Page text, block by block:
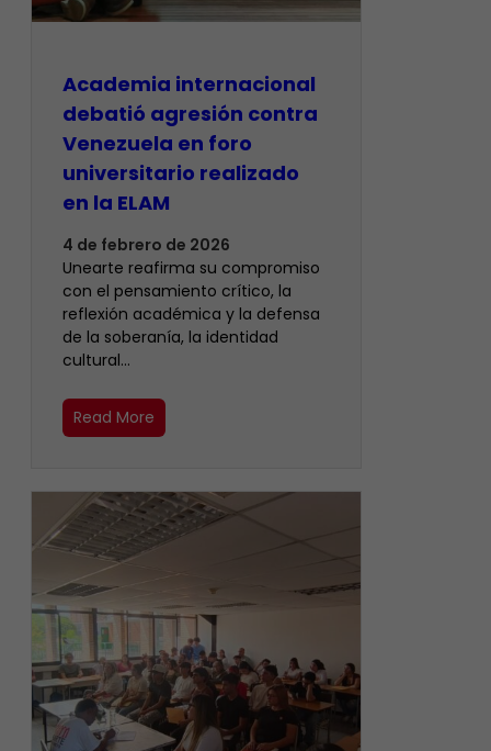
Academia internacional
debatió agresión contra
Venezuela en foro
universitario realizado
en la ELAM
4 de febrero de 2026
Unearte reafirma su compromiso
con el pensamiento crítico, la
reflexión académica y la defensa
de la soberanía, la identidad
cultural…
Read More